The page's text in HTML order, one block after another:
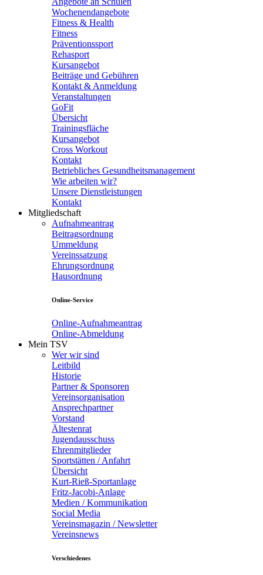
Wochenendangebote
Fitness & Health
Fitness
Präventionssport
Rehasport
Kursangebot
Beiträge und Gebühren
Kontakt & Anmeldung
Veranstaltungen
GoFit
Übersicht
Trainingsfläche
Kursangebot
Cross Workout
Kontakt
Betriebliches Gesundheitsmanagement
Wie arbeiten wir?
Unsere Dienstleistungen
Kontakt
Mitgliedschaft
Aufnahmeantrag
Beitragsordnung
Ummeldung
Vereinssatzung
Ehrungsordnung
Hausordnung
Online-Service
Online-Aufnahmeantrag
Online-Abmeldung
Mein TSV
Wer wir sind
Leitbild
Historie
Partner & Sponsoren
Vereinsorganisation
Ansprechpartner
Vorstand
Ältestenrat
Jugendausschuss
Ehrenmitglieder
Sportstätten / Anfahrt
Übersicht
Kurt-Rieß-Sportanlage
Fritz-Jacobi-Anlage
Medien / Kommunikation
Social Media
Vereinsmagazin / Newsletter
Vereinsnews
Verschiedenes